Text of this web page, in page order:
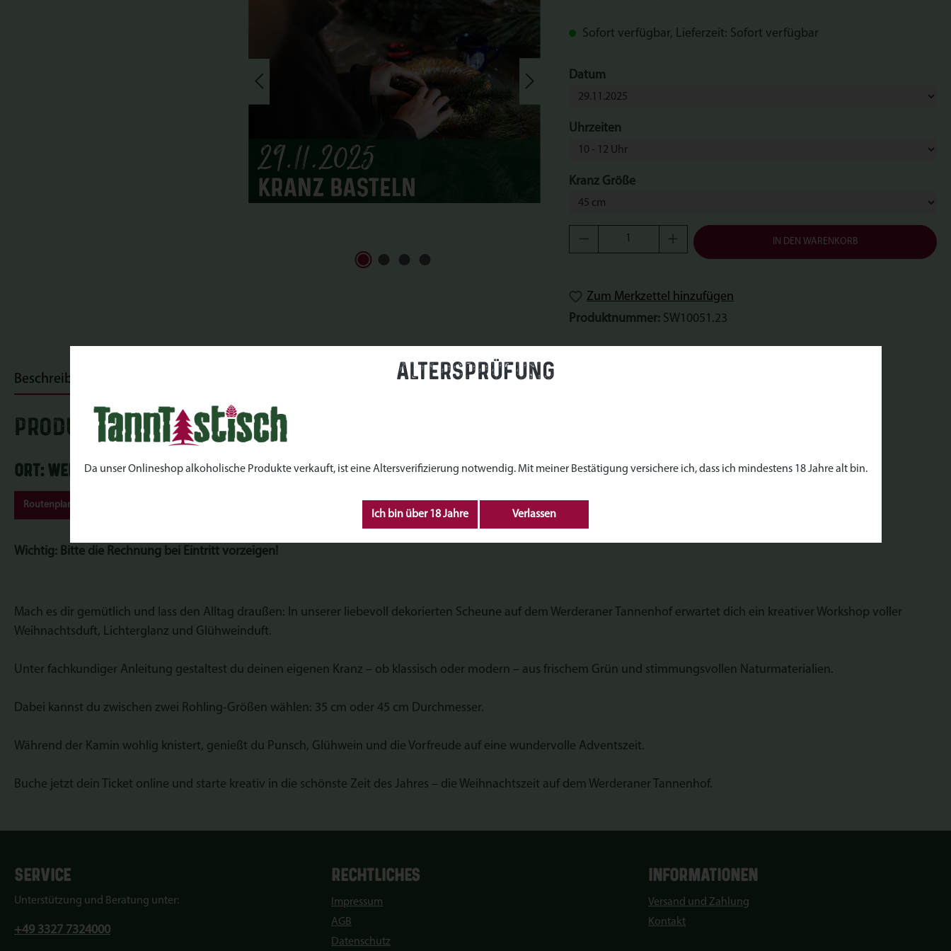
Sofort verfügbar, Lieferzeit: Sofort verfügbar
Datum
Uhrzeiten
Kranz Größeauswählen
Produkt Anzahl: Gib den gewünschten Wert ein
IN DEN WARENKORB
Zum Merkzettel hinzufügen
Produktnummer: SW10051.23
Beschreibung
PRODUKTINFORMATIONEN "Kranz basteln - Werderaner Tannenhof"
Ort: Werderaner Tannenhof | Lehniner Chaussee 19, 14542 Werder (Havel)
Routenplaner
Wichtig: Bitte die Rechnung bei Eintritt vorzeigen!
Mach es dir gemütlich und lass den Alltag draußen: In unserer liebevoll dekorierten Scheune auf dem Werderaner Tannenhof erwartet dich ein kreativer Workshop voller
Weihnachtsduft, Lichterglanz und Glühweinduft.
Unter fachkundiger Anleitung gestaltest du deinen eigenen Kranz – ob klassisch oder modern – aus frischem Grün und stimmungsvollen Naturmaterialien.
Dabei kannst du zwischen zwei Rohling-Größen wählen: 35 cm oder 45 cm Durchmesser.
Während der Kamin wohlig knistert, genießt du Punsch, Glühwein und die Vorfreude auf eine wundervolle Adventszeit.
Buche jetzt dein Ticket online und starte kreativ in die schönste Zeit des Jahres – die Weihnachtszeit auf dem Werderaner Tannenhof.
SERVICE
Unterstützung und Beratung unter:
+49 3327 7324000
RECHTLICHES
Impressum
AGB
Datenschutz
INFORMATIONEN
Versand und Zahlung
Kontakt
Altersprüfung
Da unser Onlineshop alkoholische Produkte verkauft, ist eine Altersverifizierung notwendig. Mit meiner Bestätigung versichere ich, dass ich mindestens 18 Jahre alt bin.
Ich bin über 18 Jahre Verlassen